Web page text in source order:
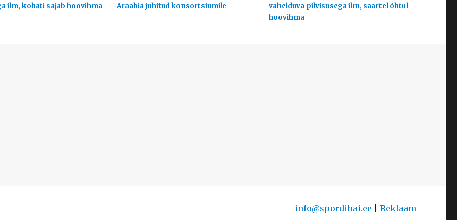
ilm, kohati sajab hoovihma
Araabia juhitud konsortsiumile
vahelduva pilvisusega ilm, saartel õhtul
hoovihma
info@spordihai.ee Reklaam